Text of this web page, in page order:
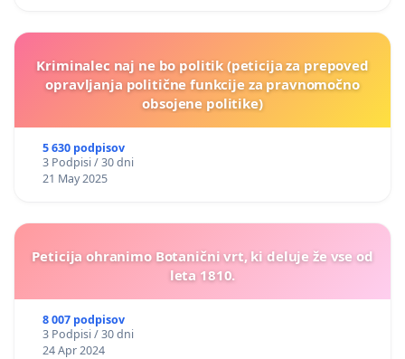
Kriminalec naj ne bo politik (peticija za prepoved
opravljanja politične funkcije za pravnomočno
obsojene politike)
5 630 podpisov
3 Podpisi / 30 dni
21 May 2025
Peticija ohranimo Botanični vrt, ki deluje že vse od
leta 1810.
8 007 podpisov
3 Podpisi / 30 dni
24 Apr 2024